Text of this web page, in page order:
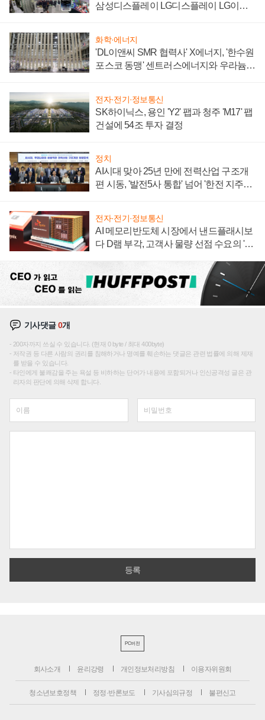
삼성디스플레이 LG디스플레이 LG이노
화학·에너지
'DL이앤씨 SMR 협력사' X에너지, '한수원
포스코 동맹' 센트러스에너지와 우라늄
전자·전기·정보통신
SK하이닉스, 용인 'Y2' 팹과 청주 'M17' 팹
건설에 54조 투자 결정
정치
AI시대 맞아 25년 만에 전력산업 구조개
편 시동, '발전5사 통합' 넘어 '한전 지주사'
전자·전기·정보통신
AI 메모리반도체 시장에서 낸드플래시보
다 D램 부각, 고객사 물량 선점 수요의 '우
기사댓글0개
200자까지 쓰실 수 있습니다. (현재 0 byte / 최대 400byte)
저작권 등 다른 사람의 권리를 침해하거나 명예를 훼손하는 댓글은 관련 법률에 의해 제재
를 받을 수 있습니다.
타인에게 불쾌감을 주는 욕설 등 비하하는 단어가 내용에 포함되거나 인신공격성 글은 관
리자의 판단에 의해 삭제 합니다.
PC버전
회사소개 윤리강령 개인정보처리방침 이용자위원회
청소년보호정책 정정·반론보도 기사심의규정 불편신고